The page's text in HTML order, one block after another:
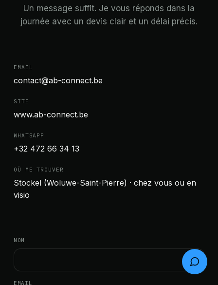
Un message suffit. Je vous réponds dans la
journée avec un devis clair et un délai précis.
EMAIL
contact@ab-connect.be
SITE
www.ab-connect.be
WHATSAPP
+32 472 66 34 13
OÙ ME TROUVER
Stockel (Woluwe-Saint-Pierre) · chez vous ou en
visio
NOM
EMAIL
Assistante · En ligne
👩‍💻
tarifs ou projets. On vous répond en